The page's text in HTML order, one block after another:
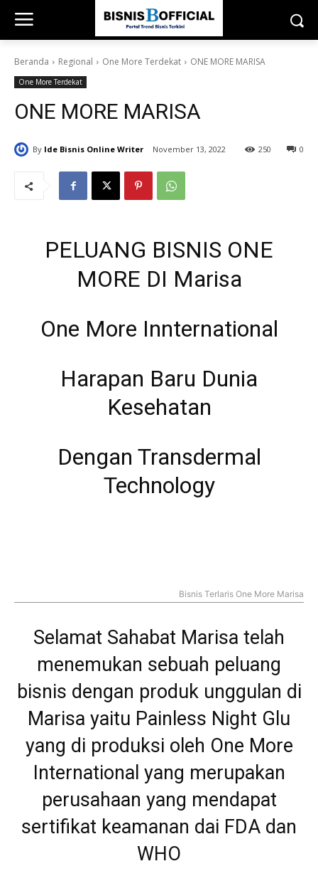
Beranda Regional One More Terdekat ONE MORE MARISA
One More Terdekat
ONE MORE MARISA
By Ide Bisnis Online Writer November 13, 2022 0
250
PELUANG BISNIS ONE
MORE DI Marisa
One More Innternational
Harapan Baru Dunia
Kesehatan
Dengan Transdermal
Technology
Bisnis Terlaris One More Marisa
Selamat Sahabat Marisa telah
menemukan sebuah peluang
bisnis dengan produk unggulan di
Marisa yaitu Painless Night Glu
yang di produksi oleh One More
International yang merupakan
perusahaan yang mendapat
sertifikat keamanan dai FDA dan
WHO